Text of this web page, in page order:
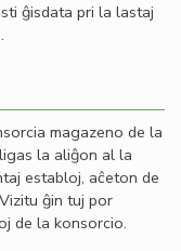
ĝisdata pri la lastaj
.
magazeno de la
la aliĝon al la
establoj, aĉeton de
ĝin tuj por
de la konsorcio.